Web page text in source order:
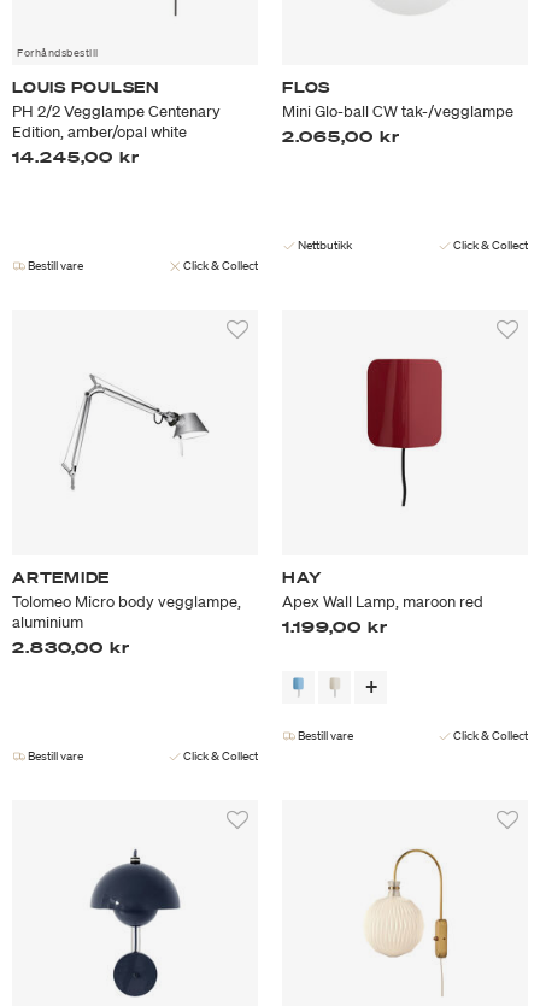
Forhåndsbestill
LOUIS POULSEN
PH 2/2 Vegglampe Centenary
Edition, amber/opal white
14.245,00 kr
Bestill vare Click & Collect
FLOS
Mini Glo-ball CW tak-/vegglampe
2.065,00 kr
Nettbutikk Click & Collect
ARTEMIDE
Tolomeo Micro body vegglampe,
aluminium
2.830,00 kr
Bestill vare Click & Collect
HAY
Apex Wall Lamp, maroon red
1.199,00 kr
Bestill vare Click & Collect